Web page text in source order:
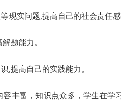
实问题,提高自己的社会责任感
题能力。
提高自己的实践能力。
富，知识点众多，学生在学